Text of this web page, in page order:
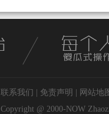
联系我们 免责声明
网站地
Copyright @ 2000-NOW